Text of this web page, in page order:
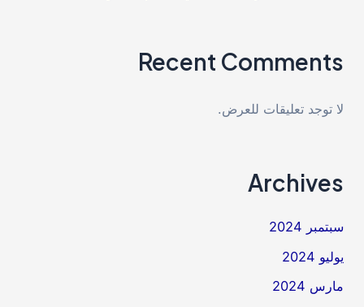
Recent Comments
لا توجد تعليقات للعرض.
Archives
سبتمبر 2024
يوليو 2024
مارس 2024